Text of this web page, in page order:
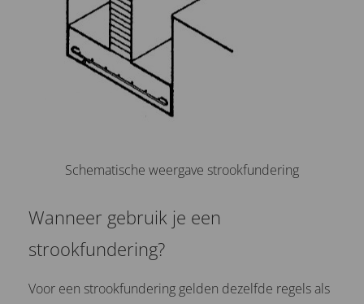
Schematische weergave strookfundering
Wanneer gebruik je een
strookfundering?
Voor een strookfundering gelden dezelfde regels als